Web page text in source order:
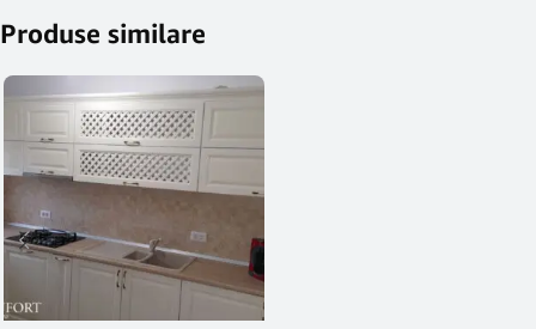
Produse similare